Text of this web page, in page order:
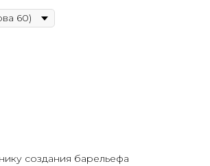
создания барельефа